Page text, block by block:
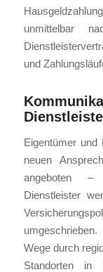
unmittelbar
und
Eigentümer
neuen
angeboten –
Dienstleister
Wege durch
Standorten in